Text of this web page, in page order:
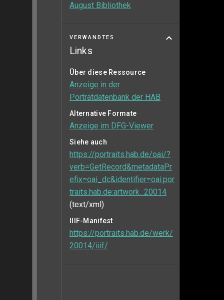
August Bibliothek
VERWANDTES
Links
Über diese Ressource
Anzeige in der
Porträtdatenbank der HAB
Alternative Formate
Anzeige im DFG-Viewer
Siehe auch
https://portraits.hab.de/oai/?
verb=GetRecord&metadataPr
efix=oai_dc&identifier=oai:por
traits.hab.de:artwork_20014
(text/xml)
IIIF-Manifest
https://portraits.hab.de/werk/
20014/iiif/